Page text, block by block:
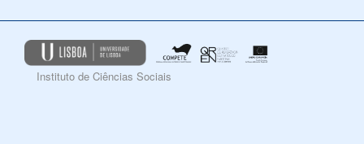
Instituto de Ciências Sociais